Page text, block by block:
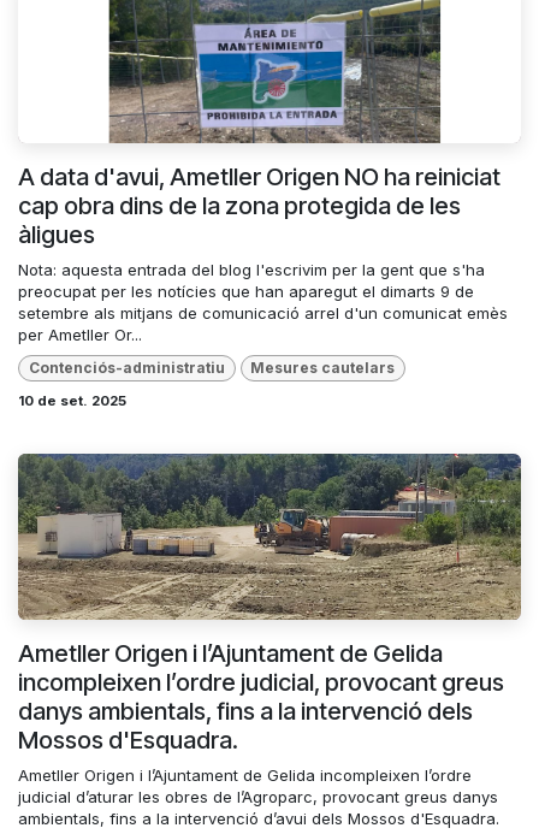
A data d'avui, Ametller Origen NO ha reiniciat
cap obra dins de la zona protegida de les
àligues
Nota: aquesta entrada del blog l'escrivim per la gent que s'ha
preocupat per les notícies que han aparegut el dimarts 9 de
setembre als mitjans de comunicació arrel d'un comunicat emès
per Ametller Or...
Contenciós-administratiu Mesures cautelars
10 de set. 2025
Ametller Origen i l’Ajuntament de Gelida
incompleixen l’ordre judicial, provocant greus
danys ambientals, fins a la intervenció dels
Mossos d'Esquadra.
Ametller Origen i l’Ajuntament de Gelida incompleixen l’ordre
judicial d’aturar les obres de l’Agroparc, provocant greus danys
ambientals, fins a la intervenció d’avui dels Mossos d'Esquadra.